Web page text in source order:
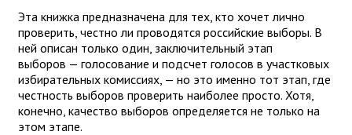
Эта книжка предназначена для тех, кто хочет лично
проверить, честно ли проводятся российские выборы. В
ней описан только один, заключительный этап
выборов — голосование и подсчет голосов в участковых
избирательных комиссиях, — но это именно тот этап, где
честность выборов проверить наиболее просто. Хотя,
конечно, качество выборов определяется не только на
этом этапе.